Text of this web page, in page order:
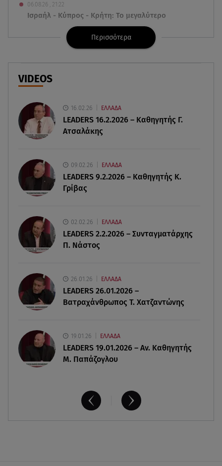
06.08.26 , 21:22
Ισραήλ - Κύπρος - Κρήτη: Το μεγαλύτερο
υποθαλάσσιο καλώδιο στον κόσμο
Motor Oil: Δωρεά πυροσβεστικών οχημάτων και
Άκης Παυλόπουλος: Η τρυφερή εξομολόγηση
της συζύγου του, Ελένης Φωτοπούλου
ο ρόλος του «συνδέσμου»
06.08.26 , 20:16
06.08.26 , 20:04
Σαμοθράκη: Συγκλονιστική διάσωση 15χρονης
από δύσβατο φαράγγι
06.08.26 , 19:44
Πότε δεν επιβάλλεται φόρος κληρονομιάς σε
τραπεζικές καταθέσεις
Περισσότερα
VIDEOS
16.02.26 ΕΛΛΑΔΑ
LEADERS 16.2.2026 – Καθηγητής Γ.
Ατσαλάκης
09.02.26 ΕΛΛΑΔΑ
LEADERS 9.2.2026 – Καθηγητής Κ.
Γρίβας
02.02.26 ΕΛΛΑΔΑ
LEADERS 2.2.2026 – Συνταγματάρχης
Π. Νάστος
26.01.26 ΕΛΛΑΔΑ
LEADERS 26.01.2026 –
Βατραχάνθρωπος Τ. Χατζαντώνης
19.01.26 ΕΛΛΑΔΑ
LEADERS 19.01.2026 – Αν. Καθηγητής
Μ. Παπάζογλου